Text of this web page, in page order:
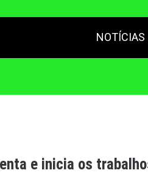
NOTÍCIAS
e inicia os